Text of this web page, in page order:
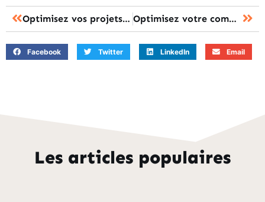
Optimisez vos projets grâce aux fonctionnalités bankings sécurisées de cdc net Optimisez votre communication école-famille avec l’application educartable
Facebook Twitter LinkedIn Email
Les articles populaires